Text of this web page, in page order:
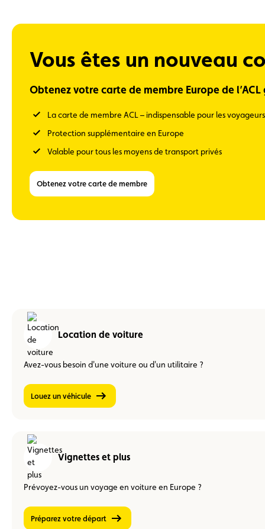
Vous êtes un nouveau
Obtenez votre carte de membre Europe de
La carte de membre ACL – indispensable pour les
Protection supplémentaire en Europe
Valable pour tous les moyens de transport privés
Obtenez votre carte de membre
Location de voiture
Avez-vous besoin d'une voiture ou d'un utilitaire ?
Louez un véhicule
Vignettes et plus
Prévoyez-vous un voyage en voiture en Europe ?
Préparez votre départ